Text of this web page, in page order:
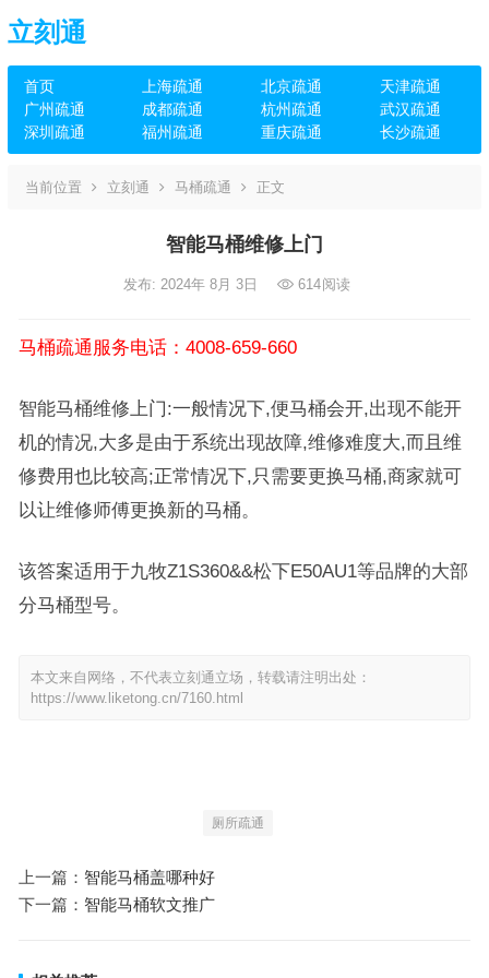
立刻通
首页 上海疏通 北京疏通
天津疏通
广州疏通
成都疏通 杭州疏通
武汉疏通
深圳疏通
福州疏通 重庆疏通 长沙疏通
当前位置 立刻通 马桶疏通 正文
智能马桶维修上门
发布: 2024年 8月 3日 614阅读
马桶疏通服务电话：4008-659-660
智能马桶维修上门:一般情况下,便马桶会开,出现不能开
机的情况,大多是由于系统出现故障,维修难度大,而且维
修费用也比较高;正常情况下,只需要更换马桶,商家就可
以让维修师傅更换新的马桶。
该答案适用于九牧Z1S360&&松下E50AU1等品牌的大部
分马桶型号。
本文来自网络，不代表立刻通立场，转载请注明出处：
https://www.liketong.cn/7160.html
厕所疏通
上一篇： 智能马桶盖哪种好
下一篇： 智能马桶软文推广